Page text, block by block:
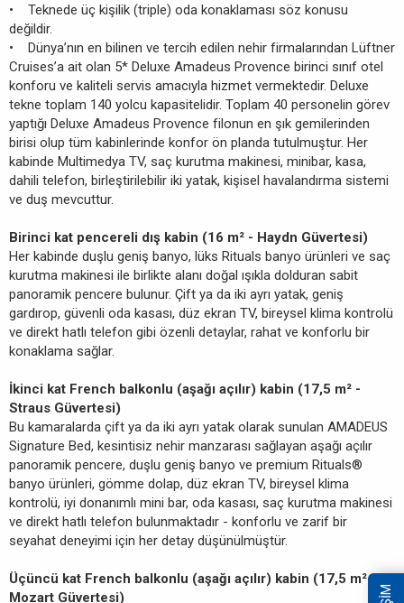
• Teknede üç kişilik (triple) oda konaklaması söz konusu
değildir.
• Dünya’nın en bilinen ve tercih edilen nehir firmalarından Lüftner
Cruises’a ait olan 5* Deluxe Amadeus Provence birinci sınıf otel
konforu ve kaliteli servis amacıyla hizmet vermektedir. Deluxe
tekne toplam 140 yolcu kapasitelidir. Toplam 40 personelin görev
yaptığı Deluxe Amadeus Provence filonun en şık gemilerinden
birisi olup tüm kabinlerinde konfor ön planda tutulmuştur. Her
kabinde Multimedya TV, saç kurutma makinesi, minibar, kasa,
dahili telefon, birleştirilebilir iki yatak, kişisel havalandırma sistemi
ve duş mevcuttur.
Birinci kat pencereli dış kabin (16 m² - Haydn Güvertesi)
Her kabinde duşlu geniş banyo, lüks Rituals banyo ürünleri ve saç
kurutma makinesi ile birlikte alanı doğal ışıkla dolduran sabit
panoramik pencere bulunur. Çift ya da iki ayrı yatak, geniş
gardırop, güvenli oda kasası, düz ekran TV, bireysel klima kontrolü
ve direkt hatlı telefon gibi özenli detaylar, rahat ve konforlu bir
konaklama sağlar.
İkinci kat French balkonlu (aşağı açılır) kabin (17,5 m² -
Straus Güvertesi)
Bu kamaralarda çift ya da iki ayrı yatak olarak sunulan AMADEUS
Signature Bed, kesintisiz nehir manzarası sağlayan aşağı açılır
panoramik pencere, duşlu geniş banyo ve premium Rituals®
banyo ürünleri, gömme dolap, düz ekran TV, bireysel klima
kontrolü, iyi donanımlı mini bar, oda kasası, saç kurutma makinesi
ve direkt hatlı telefon bulunmaktadır - konforlu ve zarif bir
seyahat deneyimi için her detay düşünülmüştür.
Üçüncü kat French balkonlu (aşağı açılır) kabin (17,5 m² -
Mozart Güvertesi)